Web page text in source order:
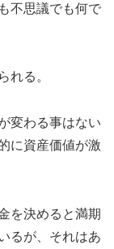
不思議でも何で
れる。
変わる事はない
に資産価値が激
を決めると満期
るが、それはあ